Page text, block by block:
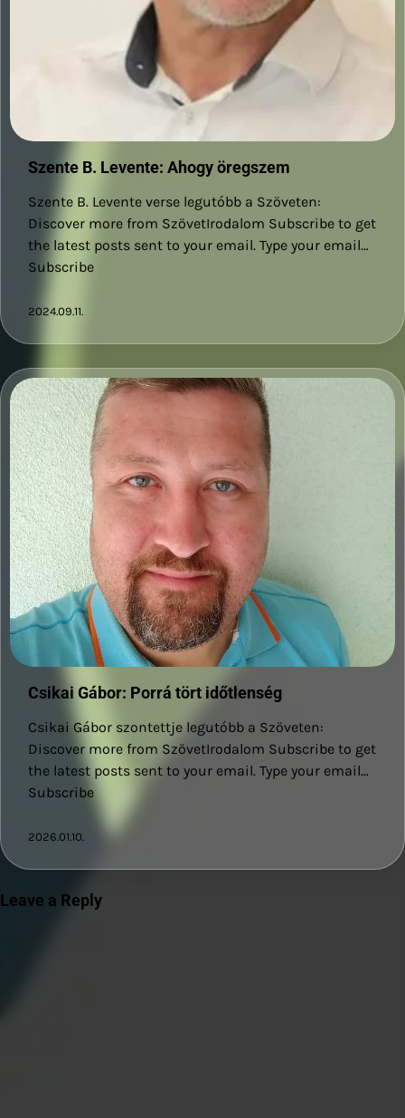
Szente B. Levente: Ahogy öregszem
Szente B. Levente verse legutóbb a Szöveten:
Discover more from SzövetIrodalom Subscribe to get
the latest posts sent to your email. Type your email…
Subscribe
2024.09.11.
Csikai Gábor: Porrá tört időtlenség
Csikai Gábor szontettje legutóbb a Szöveten:
Discover more from SzövetIrodalom Subscribe to get
the latest posts sent to your email. Type your email…
Subscribe
2026.01.10.
Leave a Reply